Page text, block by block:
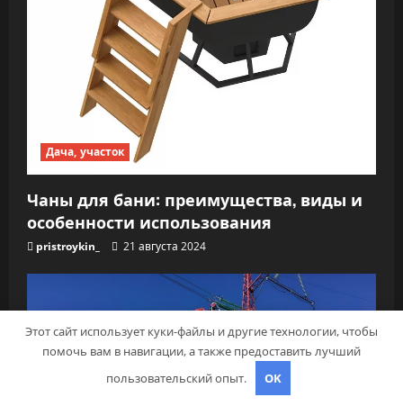
Дача, участок
Чаны для бани: преимущества, виды и
особенности использования
pristroykin_ 21 августа 2024
Этот сайт использует куки-файлы и другие технологии, чтобы
помочь вам в навигации, а также предоставить лучший
пользовательский опыт.
OK